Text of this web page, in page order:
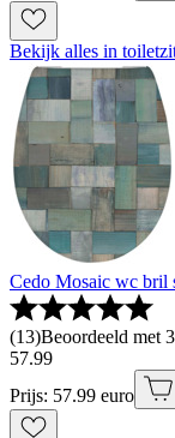
Bekijk alles in
Cedo Mosaic wc bril
(13)Beoordeeld met
57.99
Prijs: 57.99 euro